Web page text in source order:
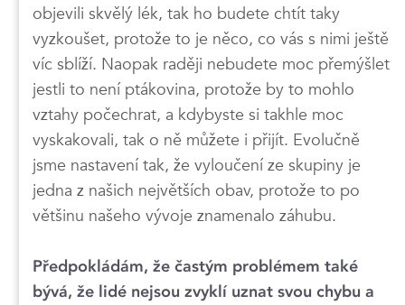
objevili skvělý lék, tak ho budete chtít taky
vyzkoušet, protože to je něco, co vás s nimi ještě
víc sblíží. Naopak raději nebudete moc přemýšlet
jestli to není ptákovina, protože by to mohlo
vztahy počechrat, a kdybyste si takhle moc
vyskakovali, tak o ně můžete i přijít. Evolučně
jsme nastavení tak, že vyloučení ze skupiny je
jedna z našich největších obav, protože to po
většinu našeho vývoje znamenalo záhubu.
Předpokládám, že častým problémem také
bývá, že lidé nejsou zvyklí uznat svou chybu a